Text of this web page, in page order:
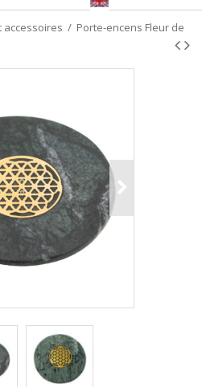
accessoires / Porte-encens Fleur de